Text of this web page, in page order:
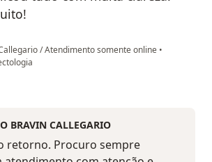
/ Atendimento somente online •
Juliana Malafaia
BRAVIN CALLEGARIO
retorno. Procuro sempre